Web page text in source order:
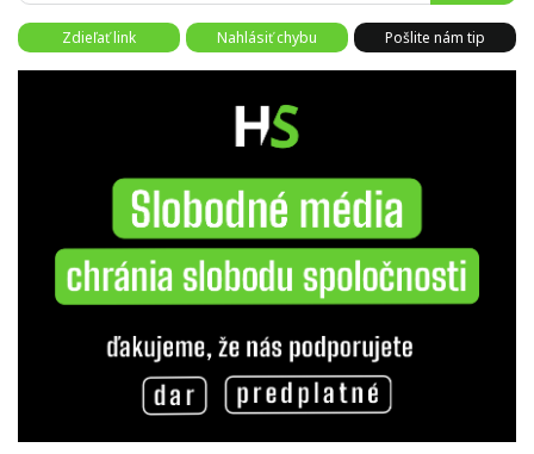
Zdieľať link Nahlásiť chybu Pošlite nám tip